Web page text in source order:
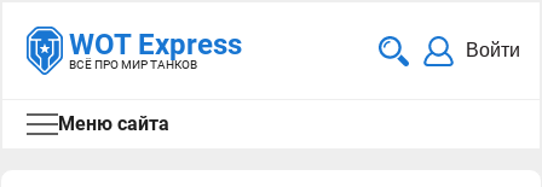
WOT Express
ВСЁ ПРО МИР ТАНКОВ
Войти
Меню сайта